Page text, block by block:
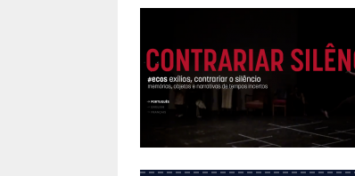
UNICEPE – Porto
Os
2025
INFORMAÇÕES
[ 23 de Julho, 2026 ]
julho 2026 na UNICEPE na